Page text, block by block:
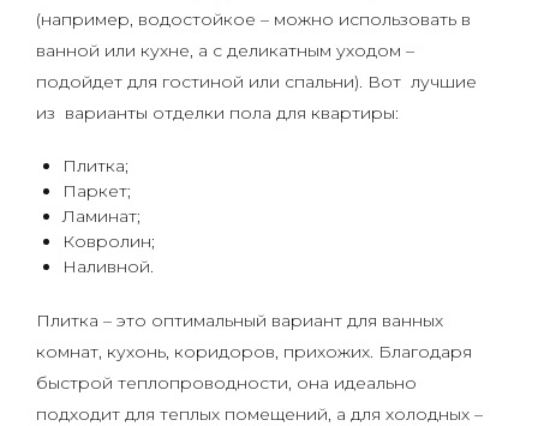
(например, водостойкое – можно использовать в
ванной или кухне, а с деликатным уходом –
подойдет для гостиной или спальни). Вот лучшие
из варианты отделки пола для квартиры:
Плитка;
Паркет;
Ламинат;
Ковролин;
Наливной.
Плитка – это оптимальный вариант для ванных
комнат, кухонь, коридоров, прихожих. Благодаря
быстрой теплопроводности, она идеально
подходит для теплых помещений, а для холодных –